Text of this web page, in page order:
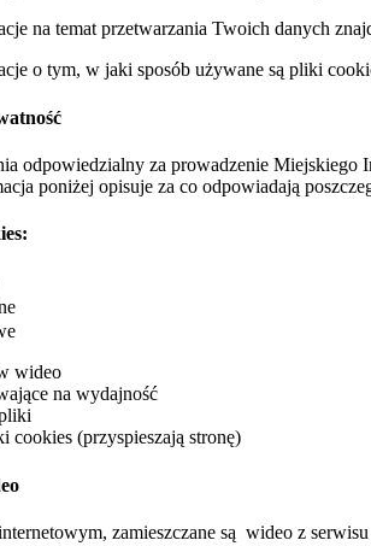
na temat przetwarzania Twoich danych
o tym, w jaki sposób używane są pliki
odpowiedzialny za prowadzenie
poniżej opisuje za co odpowiadają
wideo
na wydajność
cookies (przyspieszają stronę)
zamieszczane są wideo z